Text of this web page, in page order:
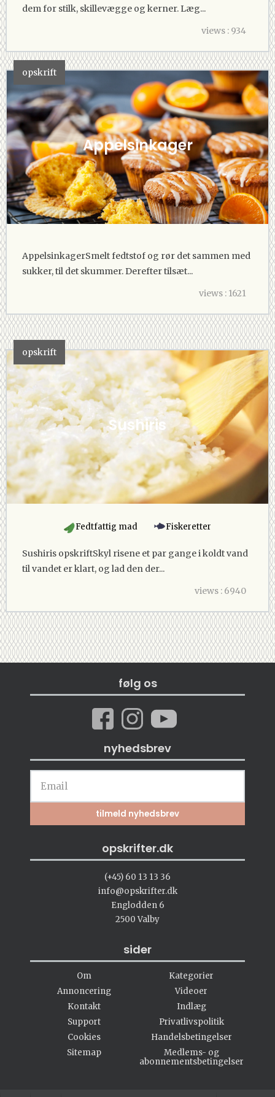
dem for stilk, skillevægge og kerner. Læg...
views : 934
opskrift
Appelsinkager
AppelsinkagerSmelt fedtstof og rør det sammen med
sukker, til det skummer. Derefter tilsæt...
views : 1621
opskrift
Sushiris
Fedtfattig mad Fiskeretter
Sushiris opskriftSkyl risene et par gange i koldt vand
til vandet er klart, og lad den der...
views : 6940
følg os
nyhedsbrev
opskrifter.dk
(+45) 60 13 13 36
info@opskrifter.dk
Englodden 6
2500 Valby
sider
Om
Annoncering
Kontakt
Support
Cookies
Sitemap
Kategorier
Videoer
Indlæg
Privatlivspolitik
Handelsbetingelser
Medlems- og
abonnementsbetingelser